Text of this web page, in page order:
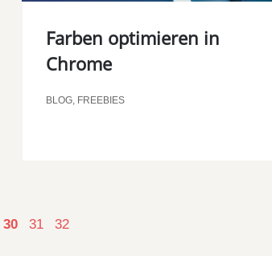
Farben optimieren in
Chrome
BLOG, FREEBIES
30 31 32